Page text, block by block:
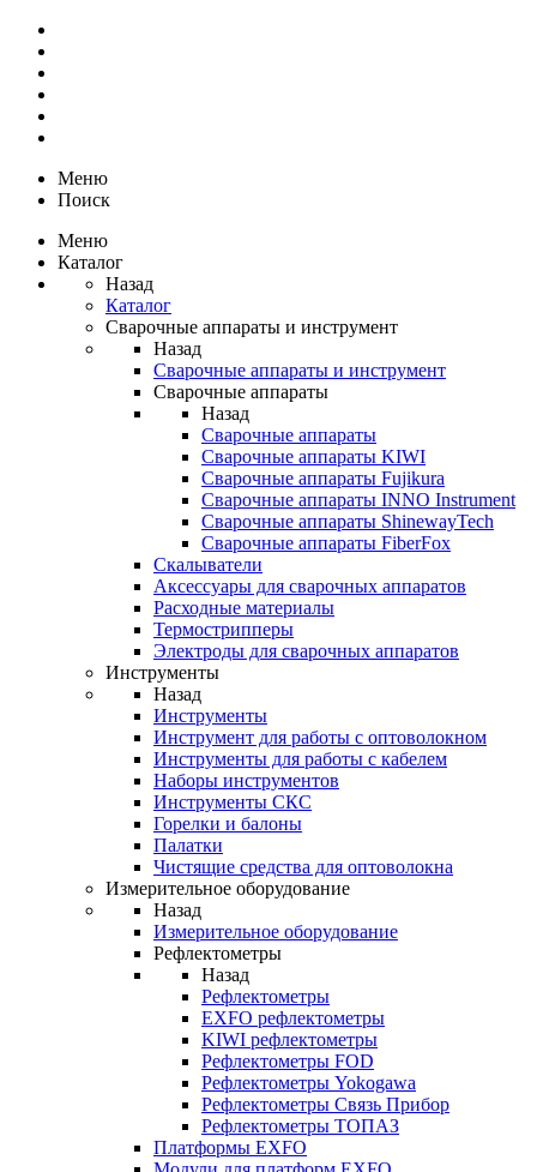
Меню
Поиск
Меню
Каталог
Назад
Каталог
Сварочные аппараты и инструмент
Назад
Сварочные аппараты и инструмент
Сварочные аппараты
Назад
Сварочные аппараты
Сварочные аппараты KIWI
Сварочные аппараты Fujikura
Сварочные аппараты INNO Instrument
Сварочные аппараты ShinewayTech
Cварочные аппараты FiberFox
Скалыватели
Аксессуары для сварочных аппаратов
Расходные материалы
Термострипперы
Электроды для сварочных аппаратов
Инструменты
Назад
Инструменты
Инструмент для работы с оптоволокном
Инструменты для работы с кабелем
Наборы инструментов
Инструменты СКС
Горелки и балоны
Палатки
Чистящие средства для оптоволокна
Измерительное оборудование
Назад
Измерительное оборудование
Рефлектометры
Назад
Рефлектометры
EXFO рефлектометры
KIWI рефлектометры
Рефлектометры FOD
Рефлектометры Yokogawa
Рефлектометры Связь Прибор
Рефлектометры ТОПАЗ
Платформы EXFO